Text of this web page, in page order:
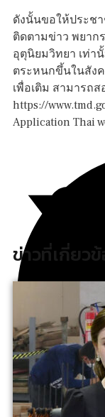
ดังนั้นขอให้ประช
ติดตามข่าว พยาก
อุตุนิยมวิทยา เท่า
ตระหนกขึ้นในสัง
เพื่อเติม สามารถ
https://
Application Thai
ข่าวที่เกี่ยว